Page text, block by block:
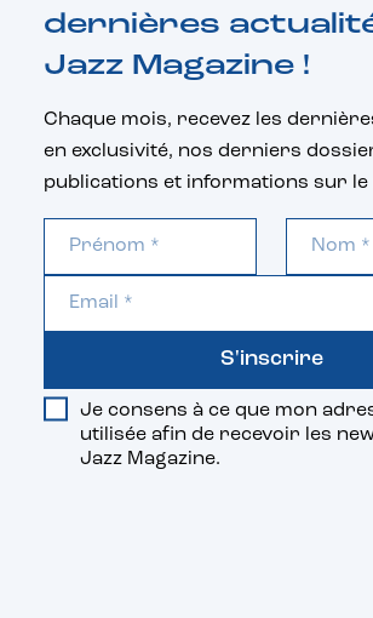
dernières
Jazz Magazine !
Chaque mois, recevez les
en exclusivité, nos derniers
publications et informations sur le
Je consens à ce que mon
utilisée afin de recevoir les
Jazz Magazine.
S'inscrire